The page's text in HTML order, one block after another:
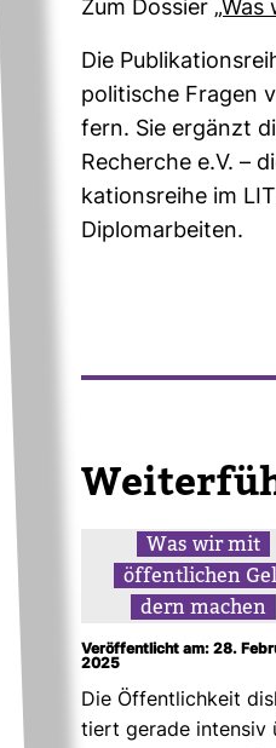
Zum Dos­sier „Was
Die
po­li­ti­sche Fragen
fern. Sie ergänzt
Recherche e.V. –
ka­ti­ons­reihe im
Diplom­ar­beiten.
Was wir mit
öffent­li­chen
dern machen
Veröffentlicht am: 28.
2025
Die Öffent­lich­keit
tiert gerade intensiv